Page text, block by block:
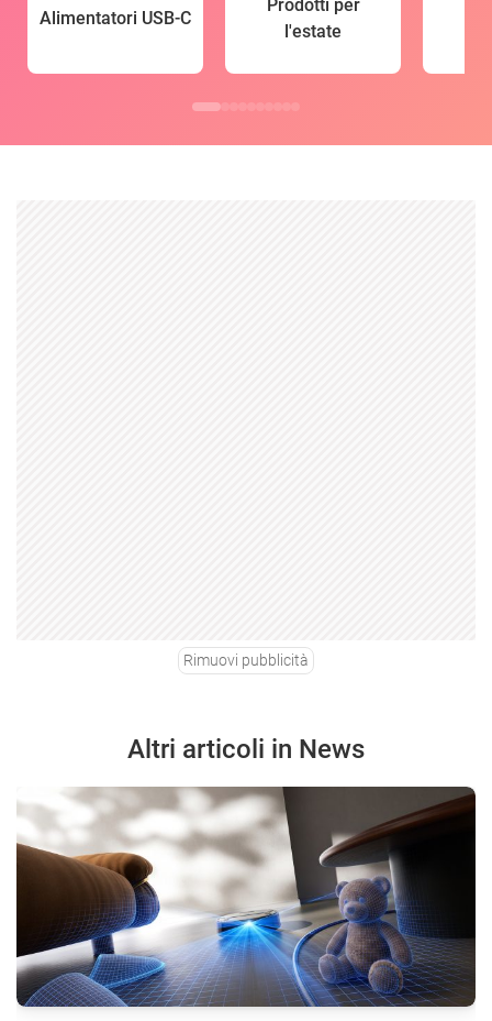
Alimentatori USB-C
Prodotti per
l'estate
Rimuovi pubblicità
Altri articoli in News